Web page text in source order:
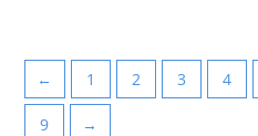
← 1 2 3 4
9 →